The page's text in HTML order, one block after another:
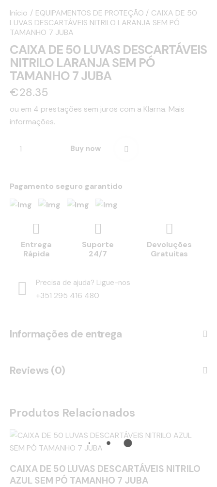
Início EQUIPAMENTOS DE PROTEÇÃO
CAIXA DE 50
LUVAS DESCARTÁVEIS NITRILO LARANJA SEM PÓ
TAMANHO 7 JUBA
CAIXA DE 50 LUVAS DESCARTÁVEIS
NITRILO LARANJA SEM PÓ
TAMANHO 7 JUBA
€28.35
ou em 4 prestações sem juros com a Klarna. Mais
informações.
Buy now
Pagamento seguro garantido
Entrega
Rápida
Suporte
24/7
Devoluções
Gratuitas
Precisa de ajuda? Ligue-nos
+351 295 416 480
Informações de entrega
Reviews (0)
Produtos Relacionados
CAIXA DE 50 LUVAS DESCARTÁVEIS NITRILO
AZUL SEM PÓ TAMANHO 7 JUBA